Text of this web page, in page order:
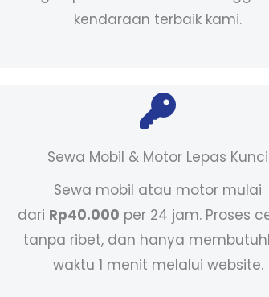
kendaraan terbaik kami.
Sewa Mobil & Motor Lepas Kunci
Sewa mobil atau motor mulai
dari Rp40.000 per 24 jam. Proses
tanpa ribet, dan hanya
waktu 1 menit melalui website.